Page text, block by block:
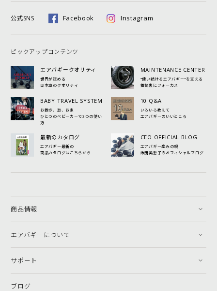
公式SNS Facebook Instagram
ピックアップコンテンツ
エアバギークオリティ
世界が認める
日本車のクオリティ
MAINTENANCE CENTER
"使い続けるエアバギー"を支える
舞台裏にフォーカス
BABY TRAVEL SYSTEM
お散歩、車、お家
ひとつのベビーカーで3つの使い
方
10 Q&A
いろいろ教えて
エアバギーのいいところ
最新のカタログ
エアバギー最新の
商品カタログはこちらから
CEO OFFICIAL BLOG
エアバギー産みの親
飯田美恵子のオフィシャルブログ
商品情報
エアバギーについて
サポート
ブログ